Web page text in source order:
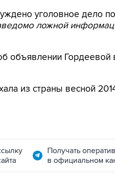
уголовное дело
ложной
объявлении Гордеевой
из страны весной
Получать
в официальном